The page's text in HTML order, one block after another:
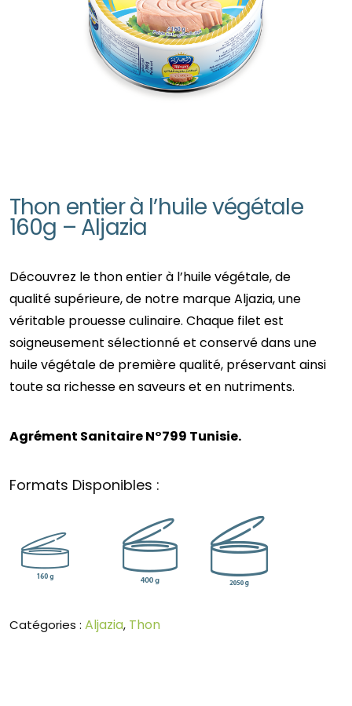
Thon entier à l’huile végétale
160g – Aljazia
Découvrez le thon entier à l’huile végétale, de
qualité supérieure, de notre marque Aljazia, une
véritable prouesse culinaire. Chaque filet est
soigneusement sélectionné et conservé dans une
huile végétale de première qualité, préservant ainsi
toute sa richesse en saveurs et en nutriments.
Agrément Sanitaire N°799 Tunisie.
Formats Disponibles :
Catégories : Aljazia, Thon